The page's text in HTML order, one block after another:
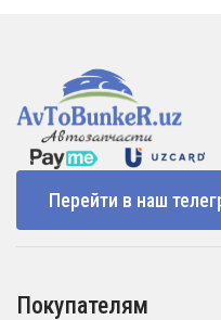
Перейти в наш
Покупателям